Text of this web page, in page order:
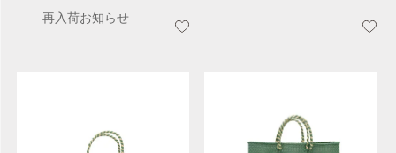
再入荷お知らせ